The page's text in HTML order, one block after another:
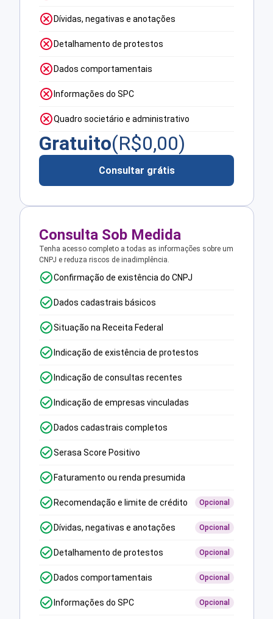
Dívidas, negativas e anotações
Detalhamento de protestos
Dados comportamentais
Informações do SPC
Quadro societário e administrativo
Gratuito(R$0,00)
Consultar grátis
Consulta Sob Medida
Tenha acesso completo a todas as informações sobre um
CNPJ e reduza riscos de inadimplência.
Confirmação de existência do CNPJ
Dados cadastrais básicos
Situação na Receita Federal
Indicação de existência de protestos
Indicação de consultas recentes
Indicação de empresas vinculadas
Dados cadastrais completos
Serasa Score Positivo
Faturamento ou renda presumida
Recomendação e limite de crédito Opcional
Dívidas, negativas e anotações Opcional
Detalhamento de protestos Opcional
Dados comportamentais Opcional
Informações do SPC Opcional